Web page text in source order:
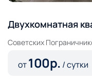
Двухкомнатная
Советских
от100р. / сутки